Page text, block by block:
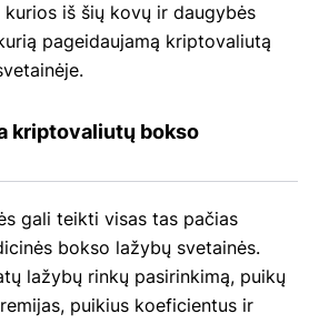
iš šių kovų ir daugybės
pageidaujamą kriptovaliutą
gali teikti visas tas pačias
bokso lažybų svetainės.
lažybų rinkų pasirinkimą, puikų
puikius koeficientus ir